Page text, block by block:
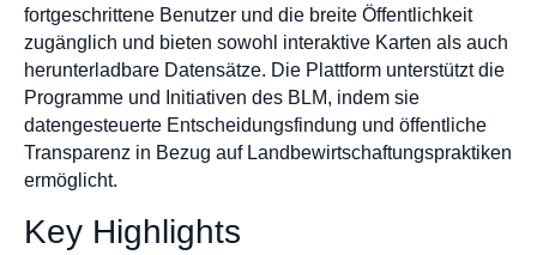
fortgeschrittene Benutzer und die breite Öffentlichkeit
zugänglich und bieten sowohl interaktive Karten als auch
herunterladbare Datensätze. Die Plattform unterstützt die
Programme und Initiativen des BLM, indem sie
datengesteuerte Entscheidungsfindung und öffentliche
Transparenz in Bezug auf Landbewirtschaftungspraktiken
ermöglicht.
Key Highlights